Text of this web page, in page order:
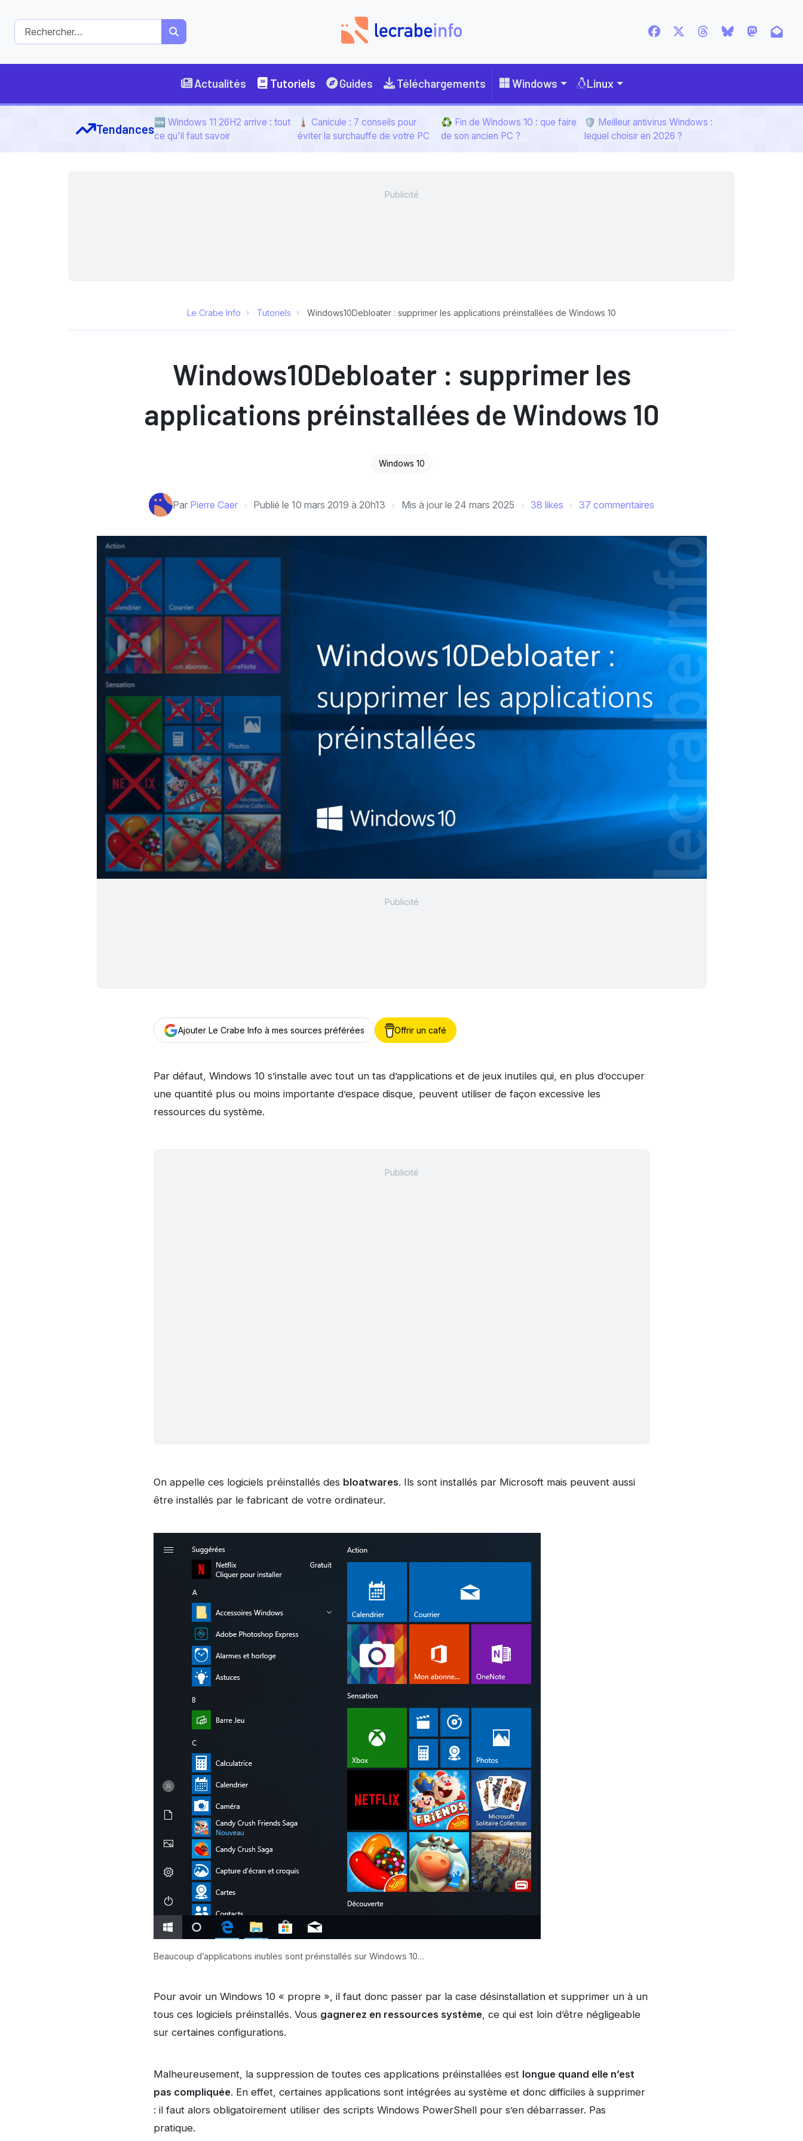
Actualités Tutoriels Guides Téléchargements Windows Linux
Tendances🆕 Windows 11 26H2 arrive : tout
ce qu'il faut savoir
🌡️ Canicule : 7 conseils pour
éviter la surchauffe de votre PC
♻️ Fin de Windows 10 : que faire
de son ancien PC ?
🛡️ Meilleur antivirus Windows :
lequel choisir en 2026 ?
Le Crabe Info Tutoriels Windows10Debloater : supprimer les applications préinstallées de Windows 10
Windows10Debloater : supprimer les
applications préinstallées de Windows 10
Windows 10
Par Pierre Caer Publié le10 mars 2019 à 20h13 Mis à jour le 24 mars 2025 38 likes 37 commentaires
Ajouter Le Crabe Info à mes sources préférées Offrir un café
Par défaut, Windows 10 s’installe avec tout un tas d’applications et de jeux inutiles qui, en plus d’occuper
une quantité plus ou moins importante d’espace disque, peuvent utiliser de façon excessive les
ressources du système.
On appelle ces logiciels préinstallés des bloatwares. Ils sont installés par Microsoft mais peuvent aussi
être installés par le fabricant de votre ordinateur.
Beaucoup d’applications inutiles sont préinstallés sur Windows 10…
Pour avoir un Windows 10 « propre », il faut donc passer par la case désinstallation et supprimer un à un
tous ces logiciels préinstallés. Vous gagnerez en ressources système, ce qui est loin d’être négligeable
sur certaines configurations.
Malheureusement, la suppression de toutes ces applications préinstallées est longue quand elle n’est
pas compliquée. En effet, certaines applications sont intégrées au système et donc difficiles à supprimer
: il faut alors obligatoirement utiliser des scripts Windows PowerShell pour s’en débarrasser. Pas
pratique.